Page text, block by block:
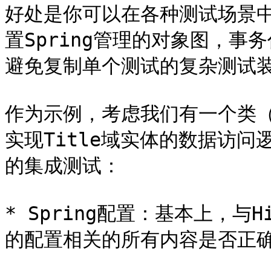
好处是你可以在各种测试场景
置Spring管理的对象图，事
避免复制单个测试的复杂测试
作为示例，考虑我们有一
实现Title域实体的数据访问
的集成测试：
* Spring配置：基本上，
的配置相关的所有内容是否正